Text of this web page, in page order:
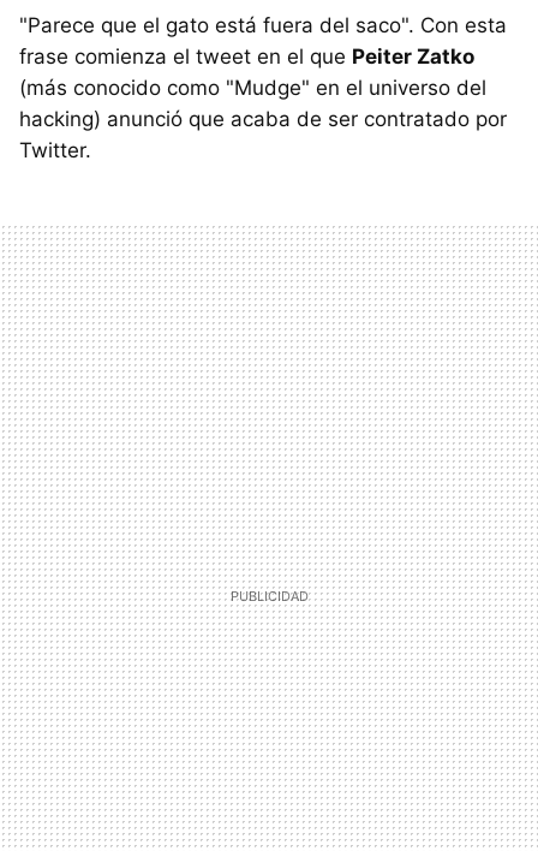
"Parece que el gato está fuera del saco". Con esta
frase comienza el tweet en el que Peiter Zatko
(más conocido como "Mudge" en el universo del
hacking) anunció que acaba de ser contratado por
Twitter.